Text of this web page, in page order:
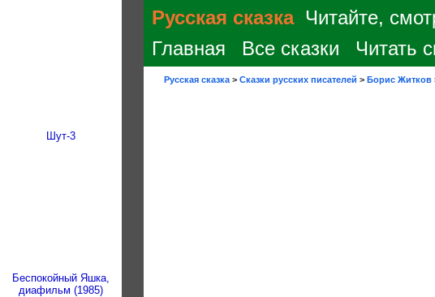
Шут-3
Беспокойный Яшка,
диафильм (1985)
Русская сказка Читайте,
Главная
Все сказки Читать
Русская сказка > Сказки русских писателей > Борис Житков